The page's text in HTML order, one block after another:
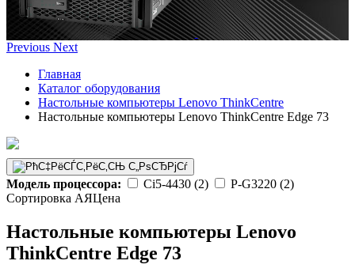
Previous Next
Главная
Каталог оборудования
Настольные компьютеры Lenovo ThinkCentre
Настольные компьютеры Lenovo ThinkCentre Edge 73
Модель процессора: Ci5-4430 (2)
P-G3220 (2)
Сортировка АЯЦенa
Настольные компьютеры Lenovo
ThinkCentre Edge 73